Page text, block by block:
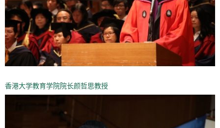
香港大学教育学院院长颜哲思教授